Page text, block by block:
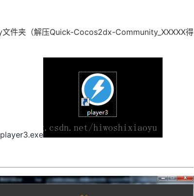
件夹（解压Quick-Cocos2dx-Community_XXXXX得